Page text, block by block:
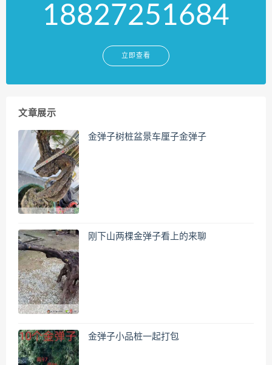
18827251684
立即查看
文章展示
金弹子树桩盆景车厘子金弹子
刚下山两棵金弹子看上的来聊
金弹子小品桩一起打包